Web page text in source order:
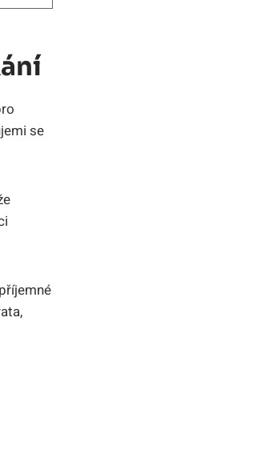
se